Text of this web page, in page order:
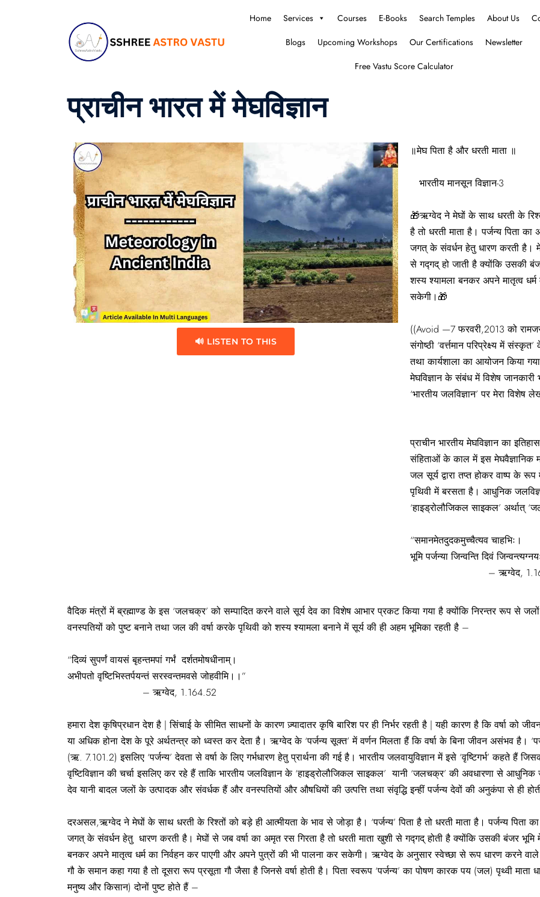
Home Services Courses E-Books Search Temples About Us
Blogs
Upcoming Workshops Our Certifications
Newsletter
Free Vastu Score Calculator
प्राचीन भारत में मेघविज्ञान
🔊 LISTEN TO THIS
॥मेघ पिता है और धरती माता ॥
भारतीय मानसून विज्ञान-3
🎁ऋग्वेद ने मेघों के साथ धरती के
है तो धरती माता है। पर्जन्य पिता
जगत् के संवर्धन हेतु धारण करती है।
से गद्गद् हो जाती है क्योंकि उसकी
शस्य श्यामला बनकर अपने मातृत्व
सकेगी।🎁
((Avoid —7 फरवरी,2013 को
संगोष्ठी ‘वर्त्तमान परिप्रेक्ष्य में
तथा कार्यशाला का आयोजन किया
मेघविज्ञान के संबंध में विशेष
‘भारतीय जलविज्ञान’ पर मेरा विशेष
प्राचीन भारतीय मेघविज्ञान का
संहिताओं के काल में इस मेघवैज्ञानिक
जल सूर्य द्वारा तप्त होकर वाष्प के
पृथिवी में बरसता है। आधुनिक
‘हाइड्रोलौजिकल साइकल’ अर्थात्
“समानमेतदुदकमुच्चैत्यव चाहभिः।
भूमि पर्जन्या जिन्वन्ति दिवं
– ऋग्वेद,
वैदिक मंत्रों में ब्रह्माण्ड के इस ‘जलचक्र’ को सम्पादित करने वाले सूर्य देव का विशेष आभार प्रकट किया गया है क्योंकि निरन्तर रूप से
वनस्पतियों को पुष्ट बनाने तथा जल की वर्षा करके पृथिवी को शस्य श्यामला बनाने में सूर्य की ही अहम भूमिका रहती है –
“दिव्यं सुपर्णं वायसं बृहन्तमपां गर्भं दर्शतमोषधीनाम्।
अभीपतो वृष्टिभिस्तर्पयन्तं सरस्वन्तमवसे जोहवीमि।।”
– ऋग्वेद, 1.164.52
हमारा देश कृषिप्रधान देश है | सिंचाई के सीमित साधनों के कारण ज़्यादातर कृषि बारिश पर ही निर्भर रहती है | यही कारण है कि वर्षा को
या अधिक होना देश के पूरे अर्थतन्त्र को ध्वस्त कर देता है। ऋग्वेद के ‘पर्जन्य सूक्त’ में वर्णन मिलता हैं कि वर्षा के बिना जीवन असंभव है।
(ऋ. 7.101.2) इसलिए ‘पर्जन्य’ देवता से वर्षा के लिए गर्भधारण हेतु प्रार्थना की गई है। भारतीय जलवायुविज्ञान में इसे ‘वृष्टिगर्भ’ कहते हैं
वृष्टिविज्ञान की चर्चा इसलिए कर रहे हैं ताकि भारतीय जलविज्ञान के ‘हाइड्रोलौजिकल साइकल’ यानी ‘जलचक्र’ की अवधारणा से
देव यानी बादल जलों के उत्पादक और संवर्धक हैं और वनस्पतियों और औषधियों की उत्पत्ति तथा संवृद्धि इन्हीं पर्जन्य देवों की अनुकंपा से ही
दरअसल,ऋग्वेद ने मेघों के साथ धरती के रिश्तों को बड़े ही आत्मीयता के भाव से जोड़ा है। ‘पर्जन्य’ पिता है तो धरती माता है। पर्जन्य पिता
जगत् के संवर्धन हेतु धारण करती है। मेघों से जब वर्षा का अमृत रस गिरता है तो धरती माता खुशी से गद्गद् होती है क्योंकि उसकी बंजर
बनकर अपने मातृत्व धर्म का निर्वहन कर पाएगी और अपने पुत्रों की भी पालना कर सकेगी। ऋग्वेद के अनुसार स्वेच्छा से रूप धारण करने वाले
गौ के समान कहा गया है तो दूसरा रूप प्रसूता गौ जैसा है जिनसे वर्षा होती है। पिता स्वरूप ‘पर्जन्य’ का पोषण कारक पय (जल) पृथ्वी माता
मनुष्य और किसान) दोनों पुष्ट होते हैं –